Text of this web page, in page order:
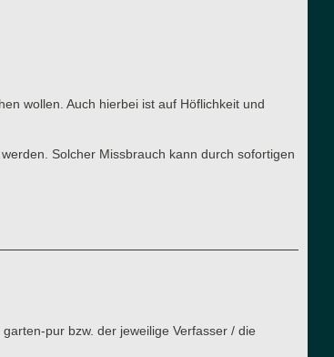
wollen. Auch hierbei ist auf Höflichkeit und
Solcher Missbrauch kann durch sofortigen
pur bzw. der jeweilige Verfasser / die